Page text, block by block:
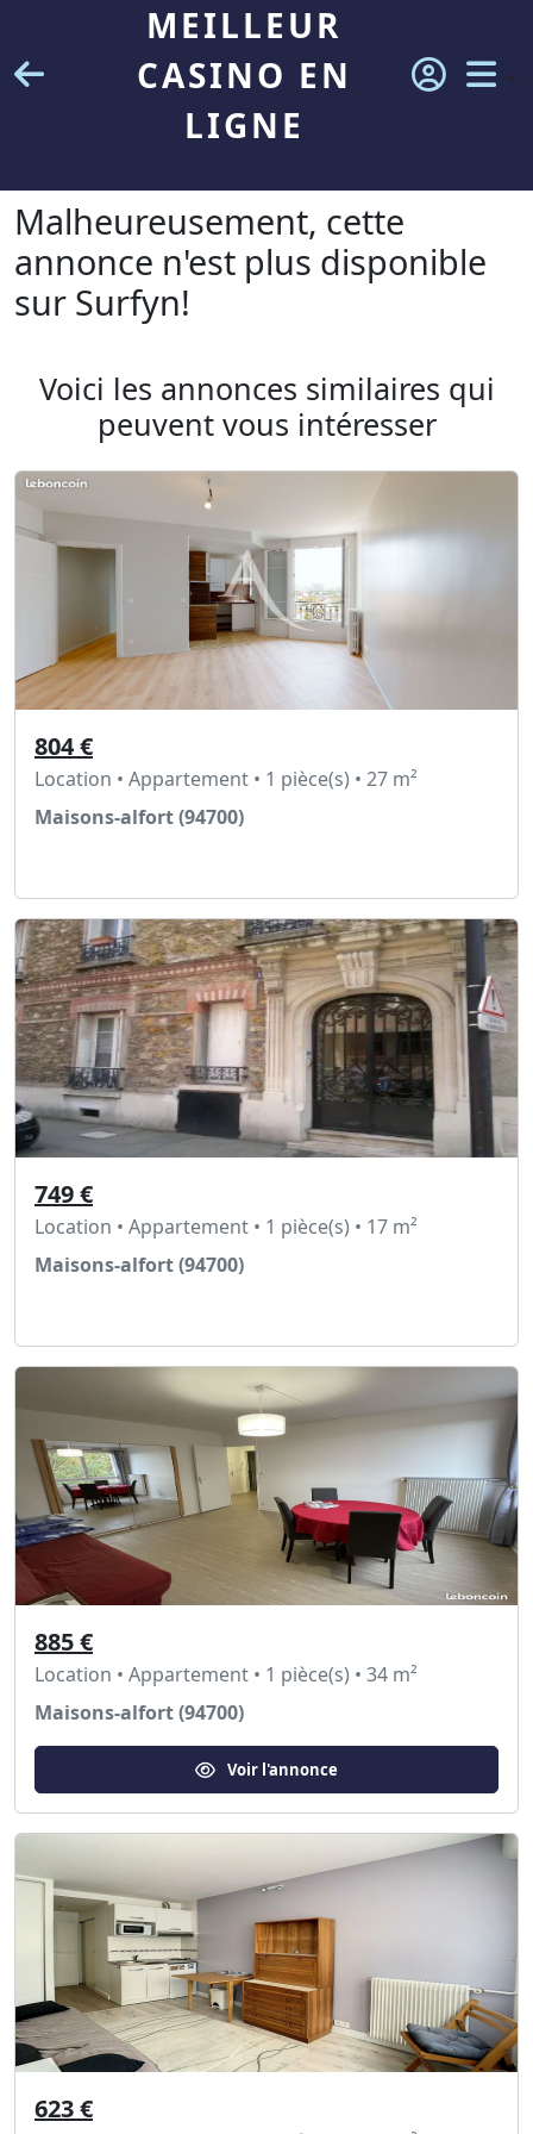
MEILLEUR
CASINO EN
LIGNE
Malheureusement, cette
annonce n'est plus disponible
sur Surfyn!
Voici les annonces similaires qui
peuvent vous intéresser
804 €
Location • Appartement • 1 pièce(s) • 27 m²
Maisons-alfort (94700)
749 €
Location • Appartement • 1 pièce(s) • 17 m²
Maisons-alfort (94700)
885 €
Location • Appartement • 1 pièce(s) • 34 m²
Maisons-alfort (94700)
Voir l'annonce
623 €